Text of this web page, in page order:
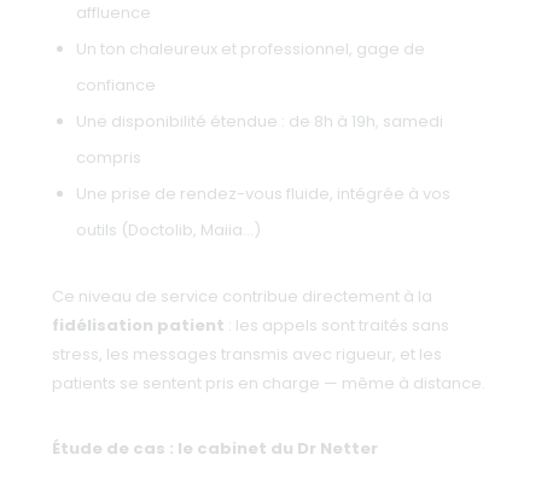
affluence
Un ton chaleureux et professionnel, gage de
confiance
Une disponibilité étendue : de 8h à 19h, samedi
compris
Une prise de rendez-vous fluide, intégrée à vos
outils (Doctolib, Maiia…)
Ce niveau de service contribue directement à la
fidélisation patient : les appels sont traités sans
stress, les messages transmis avec rigueur, et les
patients se sentent pris en charge — même à distance.
Étude de cas : le cabinet du Dr Netter